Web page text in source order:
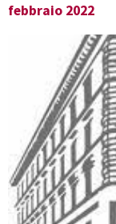
febbraio 2022